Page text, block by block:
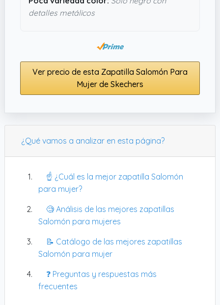
detalles metálicos
Ver precio de esta Zapatilla Salomón Para
Mujer de Skechers
¿Qué vamos a analizar en esta página?
☝️ ¿Cuál es la mejor zapatilla Salomón
para mujer?
🧐 Análisis de las mejores zapatillas
Salomón para mujeres
📝 Catálogo de las mejores zapatillas
Salomón para mujer
❓ Preguntas y respuestas más
frecuentes